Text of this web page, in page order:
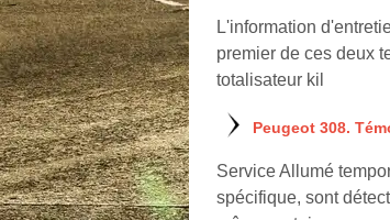
L'information
premier de ces deux
totalisateur kil
Peugeot 308.
Service Allumé
spécifique, sont